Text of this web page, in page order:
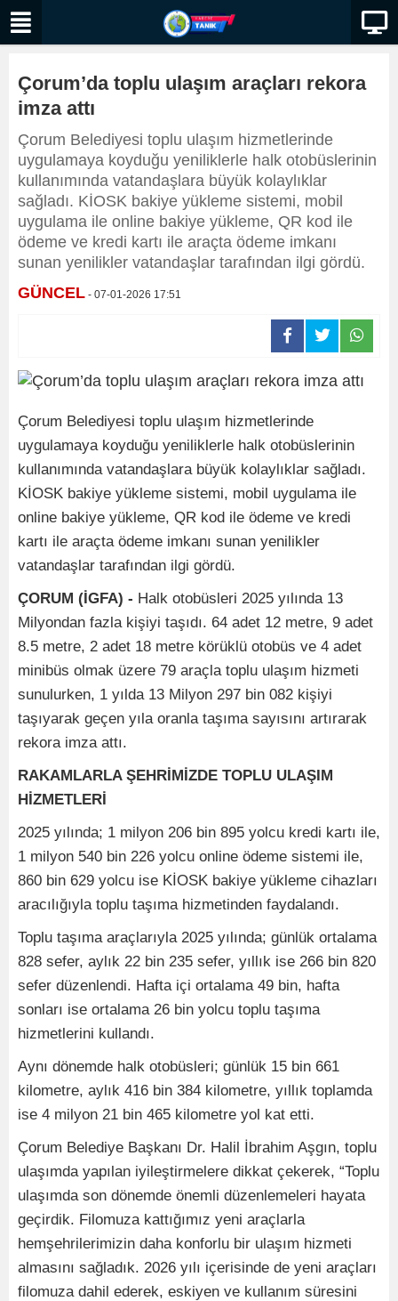
Çorum’da toplu ulaşım araçları rekora
imza attı
Çorum Belediyesi toplu ulaşım hizmetlerinde
uygulamaya koyduğu yeniliklerle halk otobüslerinin
kullanımında vatandaşlara büyük kolaylıklar
sağladı. KİOSK bakiye yükleme sistemi, mobil
uygulama ile online bakiye yükleme, QR kod ile
ödeme ve kredi kartı ile araçta ödeme imkanı
sunan yenilikler vatandaşlar tarafından ilgi gördü.
GÜNCEL - 07-01-2026 17:51
Çorum Belediyesi toplu ulaşım hizmetlerinde
uygulamaya koyduğu yeniliklerle halk otobüslerinin
kullanımında vatandaşlara büyük kolaylıklar sağladı.
KİOSK bakiye yükleme sistemi, mobil uygulama ile
online bakiye yükleme, QR kod ile ödeme ve kredi
kartı ile araçta ödeme imkanı sunan yenilikler
vatandaşlar tarafından ilgi gördü.
ÇORUM (İGFA) - Halk otobüsleri 2025 yılında 13
Milyondan fazla kişiyi taşıdı. 64 adet 12 metre, 9 adet
8.5 metre, 2 adet 18 metre körüklü otobüs ve 4 adet
minibüs olmak üzere 79 araçla toplu ulaşım hizmeti
sunulurken, 1 yılda 13 Milyon 297 bin 082 kişiyi
taşıyarak geçen yıla oranla taşıma sayısını artırarak
rekora imza attı.
RAKAMLARLA ŞEHRİMİZDE TOPLU ULAŞIM
HİZMETLERİ
2025 yılında; 1 milyon 206 bin 895 yolcu kredi kartı ile,
1 milyon 540 bin 226 yolcu online ödeme sistemi ile,
860 bin 629 yolcu ise KİOSK bakiye yükleme cihazları
aracılığıyla toplu taşıma hizmetinden faydalandı.
Toplu taşıma araçlarıyla 2025 yılında; günlük ortalama
828 sefer, aylık 22 bin 235 sefer, yıllık ise 266 bin 820
sefer düzenlendi. Hafta içi ortalama 49 bin, hafta
sonları ise ortalama 26 bin yolcu toplu taşıma
hizmetlerini kullandı.
Aynı dönemde halk otobüsleri; günlük 15 bin 661
kilometre, aylık 416 bin 384 kilometre, yıllık toplamda
ise 4 milyon 21 bin 465 kilometre yol kat etti.
Çorum Belediye Başkanı Dr. Halil İbrahim Aşgın, toplu
ulaşımda yapılan iyileştirmelere dikkat çekerek, “Toplu
ulaşımda son dönemde önemli düzenlemeleri hayata
geçirdik. Filomuza kattığımız yeni araçlarla
hemşehrilerimizin daha konforlu bir ulaşım hizmeti
almasını sağladık. 2026 yılı içerisinde de yeni araçları
filomuza dahil ederek, eskiyen ve kullanım süresini